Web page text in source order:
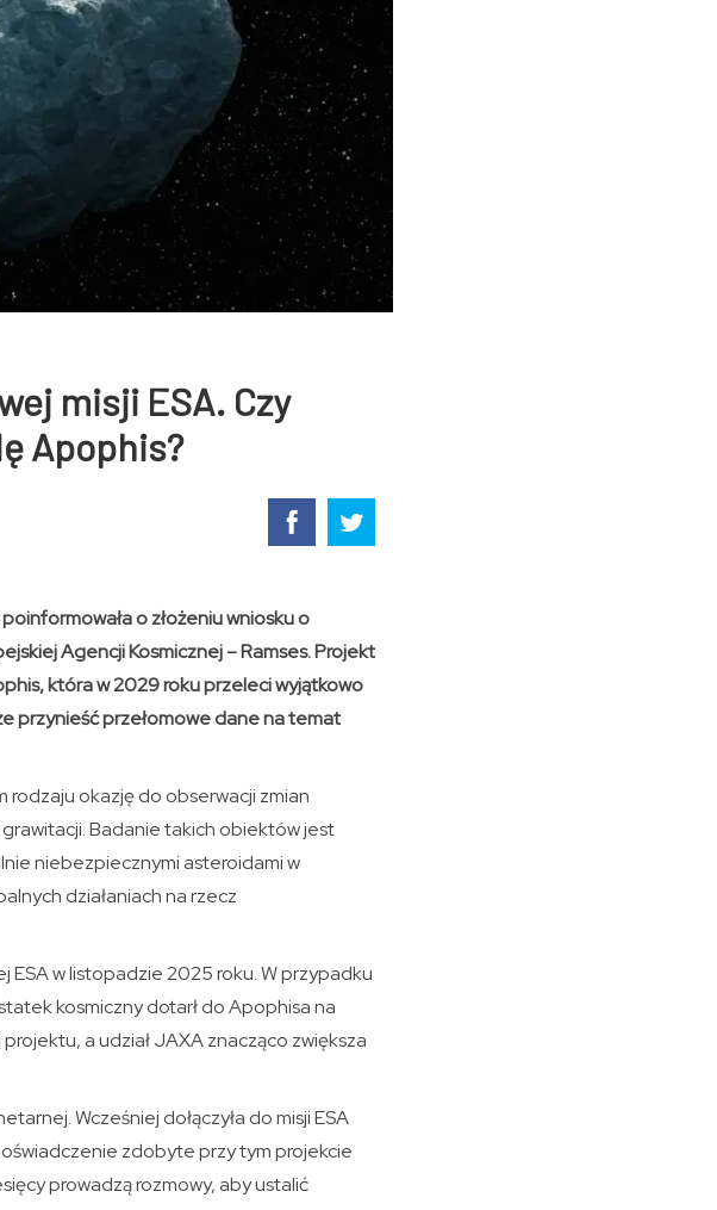
misji ESA. Czy
Apophis?
o złożeniu wniosku o
Agencji Kosmicznej – Ramses. Projekt
która w 2029 roku przeleci wyjątkowo
przynieść przełomowe dane na temat
rodzaju okazję do obserwacji zmian
Badanie takich obiektów jest
niebezpiecznymi asteroidami w
działaniach na rzecz
ESA w listopadzie 2025 roku. W przypadku
kosmiczny dotarł do Apophisa na
a udział JAXA znacząco zwiększa
Wcześniej dołączyła do misji ESA
zdobyte przy tym projekcie
prowadzą rozmowy, aby ustalić